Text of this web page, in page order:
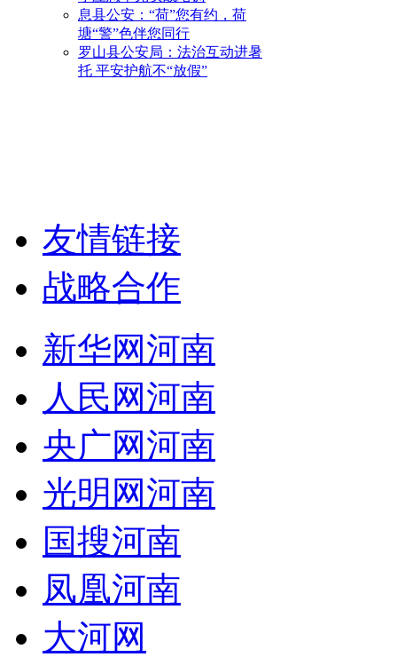
息县公安：“荷”您有约，荷
塘“警”色伴您同行
罗山县公安局：法治互动进暑
托 平安护航不“放假”
友情链接
战略合作
新华网河南
人民网河南
央广网河南
光明网河南
国搜河南
凤凰河南
大河网